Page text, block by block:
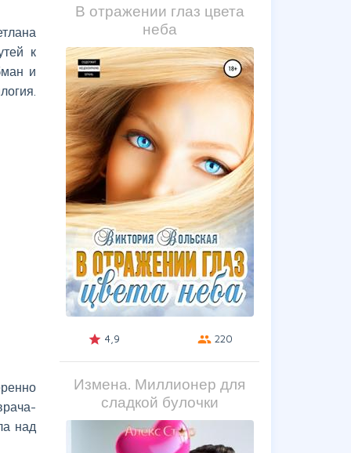
к
и
над
В отражении глаз цвета
неба
grade 4,9 group 220
Измена. Миллионер для
сладкой булочки